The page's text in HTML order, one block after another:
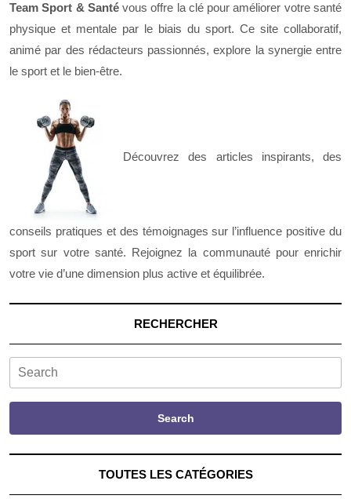
Team Sport & Santévous offre la clé pour améliorer votre santé
physique et mentale par le biais du sport. Ce site collaboratif,
animé par des rédacteurs passionnés, explore la synergie entre
le sport et le bien-être.
Découvrez des articles inspirants, des
conseils pratiques et des témoignages sur l’influence positive du
sport sur votre santé. Rejoignez la communauté pour enrichir
votre vie d’une dimension plus active et équilibrée.
RECHERCHER
Search
Search
TOUTES LES CATÉGORIES